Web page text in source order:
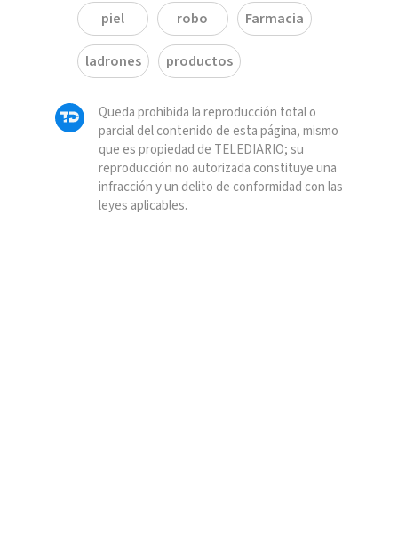
piel robo Farmacia
ladrones productos
Queda prohibida la reproducción total o
parcial del contenido de esta página, mismo
que es propiedad de TELEDIARIO; su
reproducción no autorizada constituye una
infracción y un delito de conformidad con las
leyes aplicables.